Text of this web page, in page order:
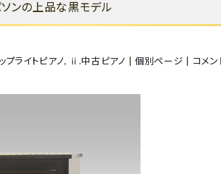
グランドピアノ DIAPASON
もっとみる
ンの上品な黒モデル
プライトピアノ, ⅱ.中古ピアノ 個別ページ コメ